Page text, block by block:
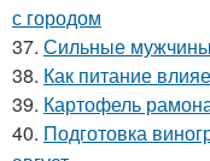
с городом
37. Сильные
38. Как питание
39. Картофель
40. Подготовка